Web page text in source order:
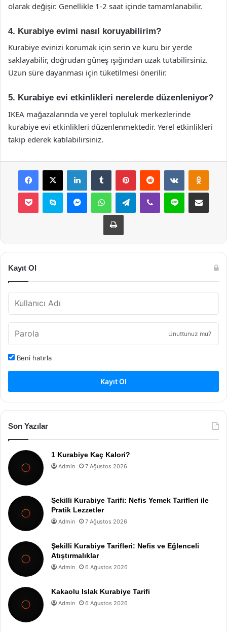
olarak değişir. Genellikle 1-2 saat içinde tamamlanabilir.
4. Kurabiye evimi nasıl koruyabilirim?
Kurabiye evinizi korumak için serin ve kuru bir yerde
saklayabilir, doğrudan güneş ışığından uzak tutabilirsiniz.
Uzun süre dayanması için tüketilmesi önerilir.
5. Kurabiye evi etkinlikleri nerelerde düzenleniyor?
IKEA mağazalarında ve yerel topluluk merkezlerinde
kurabiye evi etkinlikleri düzenlenmektedir. Yerel etkinlikleri
takip ederek katılabilirsiniz.
Facebook
X LinkedInTumblr PinterestReddit VKontakte
Pocket Skype MessengerWhatsAppTelegramViber Line E-Posta ile
Yazdır
Kayıt Ol
Unuttunuz mu?
Beni hatırla
Kayıt Ol
Son Yazılar
1 Kurabiye Kaç Kalori?
Admin 7 Ağustos 2026
Şekilli Kurabiye Tarifi: Nefis Yemek Tarifleri ile
Pratik Lezzetler
Admin 7 Ağustos 2026
Şekilli Kurabiye Tarifleri: Nefis ve Eğlenceli
Atıştırmalıklar
Admin 6 Ağustos 2026
Kakaolu Islak Kurabiye Tarifi
Admin 6 Ağustos 2026